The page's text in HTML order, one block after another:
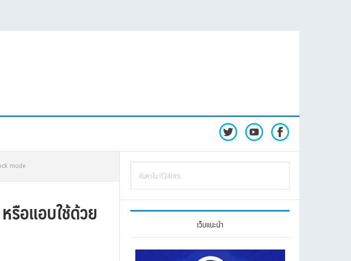
mode
รือแอบใช้ด้วย
Primary
Sidebar
iT24Hrs
เว็บแนะนำ